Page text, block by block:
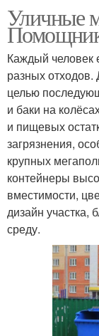
Уличные
Каждый человек
разных
целью
и баки на
и пищевых
загрязнения,
крупных
контейнеры
вместимости,
дизайн участка,
среду.